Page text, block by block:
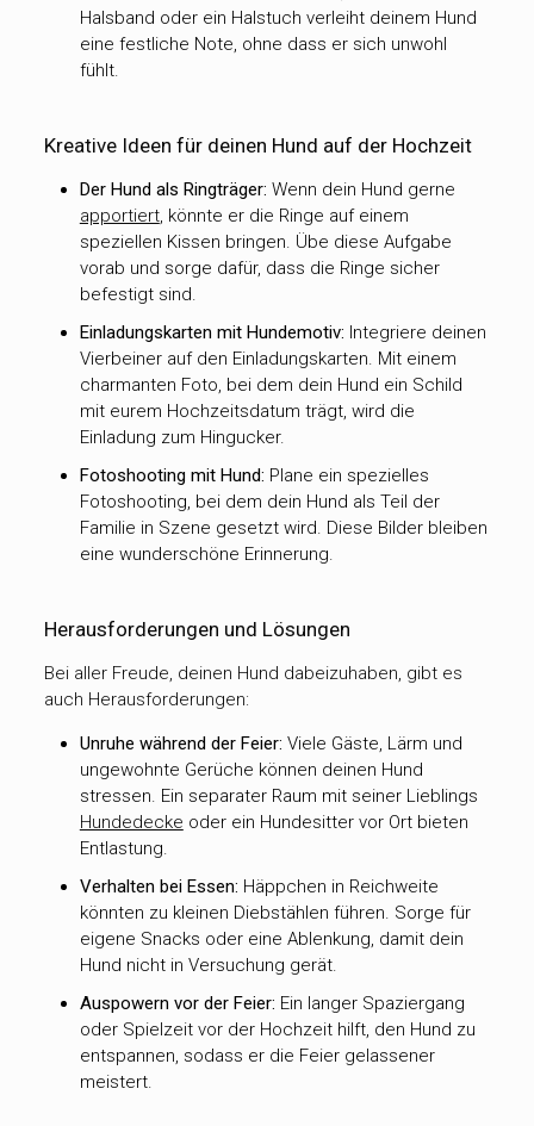
Halsband oder ein Halstuch verleiht deinem Hund
eine festliche Note, ohne dass er sich unwohl
fühlt.
Kreative Ideen für deinen Hund auf der Hochzeit
Der Hund als Ringträger: Wenn dein Hund gerne
apportiert, könnte er die Ringe auf einem
speziellen Kissen bringen. Übe diese Aufgabe
vorab und sorge dafür, dass die Ringe sicher
befestigt sind.
Einladungskarten mit Hundemotiv: Integriere deinen
Vierbeiner auf den Einladungskarten. Mit einem
charmanten Foto, bei dem dein Hund ein Schild
mit eurem Hochzeitsdatum trägt, wird die
Einladung zum Hingucker.
Fotoshooting mit Hund: Plane ein spezielles
Fotoshooting, bei dem dein Hund als Teil der
Familie in Szene gesetzt wird. Diese Bilder bleiben
eine wunderschöne Erinnerung.
Herausforderungen und Lösungen
Bei aller Freude, deinen Hund dabeizuhaben, gibt es
auch Herausforderungen:
Unruhe während der Feier: Viele Gäste, Lärm und
ungewohnte Gerüche können deinen Hund
stressen. Ein separater Raum mit seiner Lieblings
Hundedecke oder ein Hundesitter vor Ort bieten
Entlastung.
Verhalten bei Essen: Häppchen in Reichweite
könnten zu kleinen Diebstählen führen. Sorge für
eigene Snacks oder eine Ablenkung, damit dein
Hund nicht in Versuchung gerät.
Auspowern vor der Feier: Ein langer Spaziergang
oder Spielzeit vor der Hochzeit hilft, den Hund zu
entspannen, sodass er die Feier gelassener
meistert.